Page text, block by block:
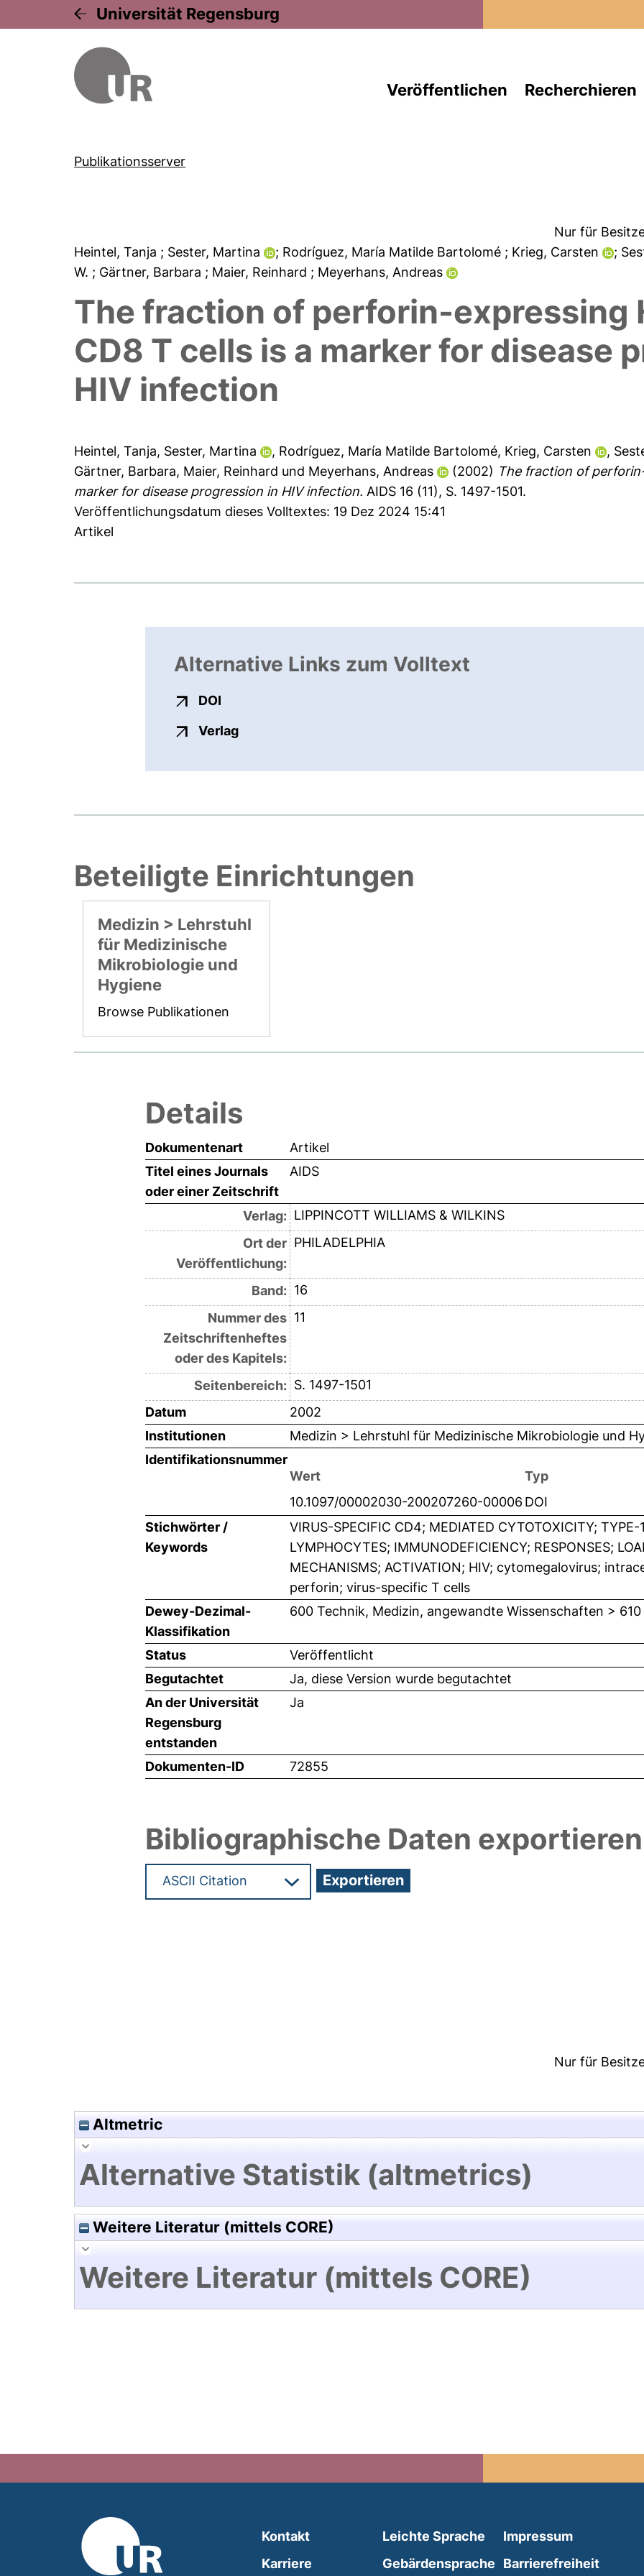
Universität Regensburg
Veröffentlichen Recherchieren
Publikationsserver
Nur für
Heintel, Tanja ; Sester, Martina ; Rodríguez, María Matilde Bartolomé ; Krieg, Carsten ;
W. ; Gärtner, Barbara ; Maier, Reinhard ; Meyerhans, Andreas
The fraction of perforin-expressing
CD8 T cells is a marker for disease
HIV infection
Heintel, Tanja, Sester, Martina , Rodríguez, María Matilde Bartolomé, Krieg, Carsten ,
Gärtner, Barbara, Maier, Reinhard und Meyerhans, Andreas (2002) The fraction of
marker for disease progression in HIV infection. AIDS 16 (11), S. 1497-1501.
Veröffentlichungsdatum dieses Volltextes: 19 Dez 2024 15:41
Artikel
Alternative Links zum Volltext
DOI
Verlagexterner Link, öffnet neues Fenster
Beteiligte Einrichtungen
Medizin > Lehrstuhl
für Medizinische
Mikrobiologie und
Hygiene
Browse Publikationen
Details
Dokumentenart
Artikel
Titel eines Journals
oder einer Zeitschrift
AIDS
Verlag: LIPPINCOTT WILLIAMS & WILKINS
Ort der
Veröffentlichung:
PHILADELPHIA
Band: 16
Nummer des
Zeitschriftenheftes
oder des Kapitels:
11
Seitenbereich: S. 1497-1501
Datum
2002
Institutionen
Medizin > Lehrstuhl für Medizinische Mikrobiologie und
Identifikationsnummer
Wert
Typ
10.1097/00002030-200207260-00006 DOI
Stichwörter /
Keywords
VIRUS-SPECIFIC CD4; MEDIATED CYTOTOXICITY; TYPE-
LYMPHOCYTES; IMMUNODEFICIENCY; RESPONSES;
MECHANISMS; ACTIVATION; HIV; cytomegalovirus;
perforin; virus-specific T cells
Dewey-Dezimal-
Klassifikation
600 Technik, Medizin, angewandte Wissenschaften >
Status
Veröffentlicht
Begutachtet
Ja, diese Version wurde begutachtet
An der Universität
Regensburg
entstanden
Ja
Dokumenten-ID 72855
Bibliographische Daten exportieren
Nur für
Altmetric
Alternative Statistik (altmetrics)
Weitere Literatur (mittels CORE)
Weitere Literatur (mittels CORE)
Kontakt
Karriere
Leichte Sprache (external link, opens in a
Gebärdensprache (external link, opens in
Impressum
Barrierefreiheit